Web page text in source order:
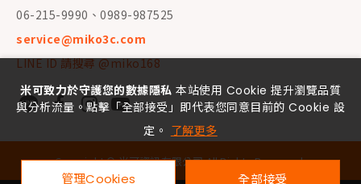
06-215-9990、0989-987525
service@miko3c.com
LINE ID 請搜尋 @miko168
Copyright ©米可資訊有限公司All Rights Reserved.
米可致力於守護您的數據隱私 本站使用 Cookie 提升瀏覽品質
與分析流量。點擊「全部接受」即代表您同意目前的 Cookie 設
定。 了解更多
管理Cookies 全部接受